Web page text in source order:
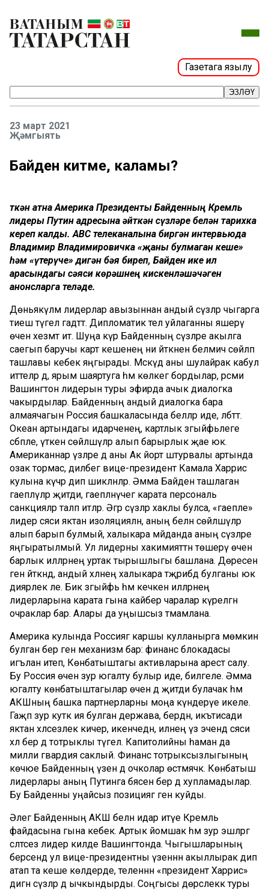
Газетага язылу
ЭЗЛӘҮ
23 март 2021
Җәмгыять
Байден китәме, каламы?
Үткән атна Америка Президенты Байденның Кремль
лидеры Путин адресына әйткән сүзләре белән тарихка
кереп калды. ABC телеканалына биргән интервьюда
Владимир Владимировичка «җаны булмаган кеше»
һәм «үтерүче» дигән бәя биреп, Байден ике ил
арасындагы сәяси көрәшнең кискенләшәчәген
анонсларга теләде.
Дөньякүләм лидерлар авызыннан андый сүзләр чыгарга
тиеш түгел гадәттә. Дипломатик тел уйлаганны яшерү
өчен хезмәт итә. Шуңа күрә Байденның сүзләре акылга
саегып баручы карт кешенең ни әйткәнен белмичә сөйләп
ташлавы кебек яңгырады. Мәскәүдә аны шулайрак кабул
иттеләр дә, ярым шаяртуга һәм көлкегә бордылар, рәсми
Вашингтон лидерын туры эфирда ачык диалогка
чакырдылар. Байденның андый диалогка бара
алмаячагын Россия башкаласында беләләр иде, әлбәттә.
Океан артындагы идарәченең, картлык зәгыйфьлеге
сәбәпле, үткен сөйләшүләр алып барырлык җае юк.
Американнар үзләре дә аны Ак йорт штурвалы артында
озак тормас, дилбегә вице-президент Камала Харрис
кулына күчәр дип шикләнәләр. Әмма Байден ташлаган
гаепләүләр җитди, гаепләнүчегә карата персональ
санкцияләр таләп итәләр. Әгәр сүзләр хаклы булса, «гаепле»
лидер сәяси яктан изоляцияләнә, аның белән сөйләшүләр
алып барып булмый, халыкара мәйданда аның сүзләре
яңгыратылмый. Ул лидерны хакимияттән төшерү өчен
барлык илләрнең уртак тырышлыгы башлана. Дөресен
генә әйткәндә, андый хәлнең халыкара тәҗрибәдә булганы юк
диярлек әле. Бик зәгыйфь һәм кечкенә илләрнең
лидерларына карата гына кайбер чаралар күрелгән
очраклар бар. Алары да уңышсыз тәмамлана.
Америка кулында Россиягә каршы кулланырга мөмкин
булган бер генә механизм бар: финанс блокадасы
игълан итеп, Көнбатыштагы активларына арест салу.
Бу Россия өчен зур югалту булыр иде, билгеле. Әмма
югалту көнбатыштагылар өчен дә җитди булачак һәм
АКШның башка партнерларны моңа күндерүе икеле.
Гаҗәп зур куәткә ия булган держава, бердән, икътисади
яктан хәлсезлек кичерә, икенчедән, илнең үз эчендә сәяси
хәл бер дә тотрыклы түгел. Капитолийны һаман да
милли гвардия саклый. Финанс тотрыксызлыгының
көчәюе Байденның үзенә дә очколар өстәмәячәк. Көнбатыш
лидерлары аның Путинга бәясен бер дә хупламадылар.
Бу Байденны уңайсыз позициягә генә куйды.
Әлегә Байденның АКШ белән идарә итүе Кремль
файдасына гына кебек. Артык йомшак һәм зур эшләргә
сәләтсез лидер килде Вашингтонда. Чыгышларының
берсендә ул вице-президентны үзеннән акыллырак дип
атап та кеше көлдерде, теленнән «президент Харрис»
дигән сүзләр дә ычкындырды. Соңгысы дөрслеккә туры